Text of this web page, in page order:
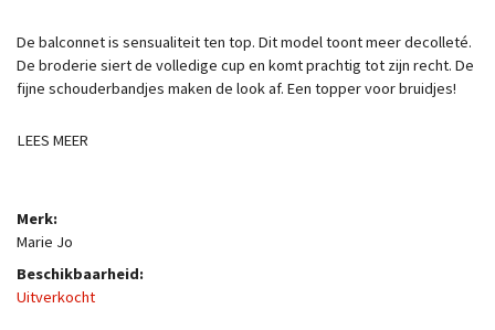
De balconnet is sensualiteit ten top. Dit model toont meer decolleté.
De broderie siert de volledige cup en komt prachtig tot zijn recht. De
fijne schouderbandjes maken de look af. Een topper voor bruidjes!
LEES MEER
Merk:
Marie Jo
Beschikbaarheid:
Uitverkocht